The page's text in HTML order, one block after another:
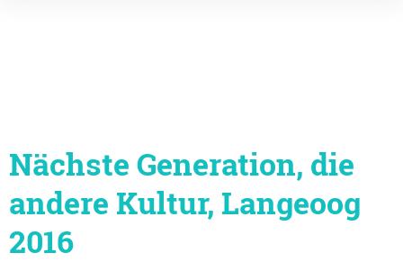
Nächste Generation, die
andere Kultur, Langeoog
2016